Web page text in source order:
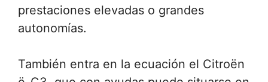
prestaciones elevadas o grandes
autonomías.
También entra en la ecuación el Citroën